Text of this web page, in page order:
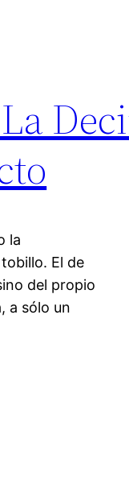
la
El de
del propio
a sólo un